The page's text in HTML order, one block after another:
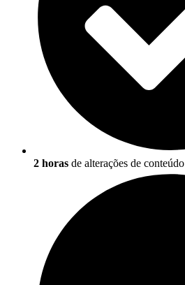
2 horas de alterações de conteúdo